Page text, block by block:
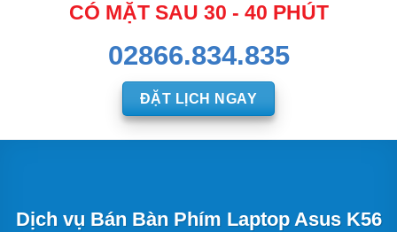
CÓ MẶT SAU 30 - 40 PHÚT
02866.834.835
ĐẶT LỊCH NGAY
Dịch vụ Bán Bàn Phím Laptop Asus K56